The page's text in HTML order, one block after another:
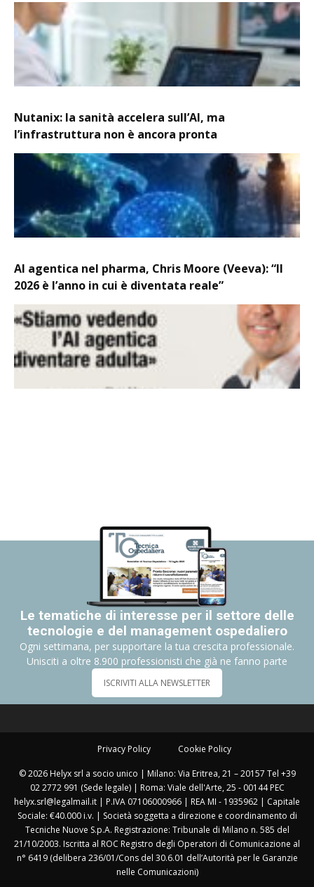
Nutanix: la sanità accelera sull’AI, ma
l’infrastruttura non è ancora pronta
AI agentica nel pharma, Chris Moore (Veeva): “Il
2026 è l’anno in cui è diventata reale”
Le tematiche di interesse per il settore delle
tecnologie e del management ospedaliero
Ogni settimana, per supportare la tua crescita professionale.
Unisciti a oltre 8.900 professionisti che già ne fanno parte
ISCRIVITI ALLA NEWSLETTER
Privacy Policy Cookie Policy
© 2026 Helyx srl a socio unico | Milano: Via Eritrea, 21 – 20157 Tel +39
02 2772 991 (Sede legale) | Roma: Viale dell'Arte, 25 - 00144 PEC
helyx.srl@legalmail.it | P.IVA 07106000966 | REA MI - 1935962 | Capitale
Sociale: €40.000 i.v. | Società soggetta a direzione e coordinamento di
Tecniche Nuove S.p.A. Registrazione: Tribunale di Milano n. 585 del
21/10/2003. Iscritta al ROC Registro degli Operatori di Comunicazione al
n° 6419 (delibera 236/01/Cons del 30.6.01 dell’Autorità per le Garanzie
nelle Comunicazioni)